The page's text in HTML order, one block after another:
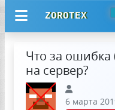
ZOROTEX
Что за ошибка
на сервер?
6 марта